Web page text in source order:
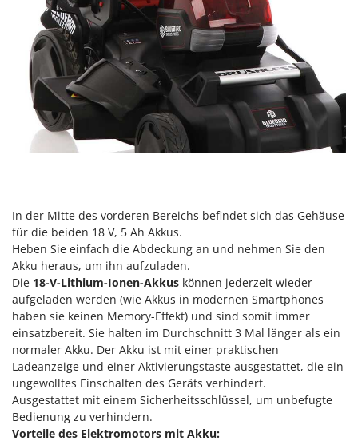
Rührtöpfe mit Elektrischem Rührwerk
Rupfmaschinen
Sämaschinen und Düngerstreuer
Scheibenpflüge
Schneefräsen
Schwader für Traktoren
Schweißgeräte
Seilwinden - Motorseilwinden
Sichelmähwerke für Traktoren
Sichelmulcher für Traktoren
Sortierer für Oliven
Sprühgeräte für Pflanzenbehandlung
Stäubegeräte für Traktor
Staubsauger - Elektrobesen
GreenBay
Greenworks
GRIFO
GVS
GYS
Hailo
HiKOKI
Honda
I
Idromatic
Il-Tec
Imperia
Infaco
Intec
Intex
In der Mitte des vorderen Bereichs befindet sich das Gehäuse
für die beiden 18 V, 5 Ah Akkus.
Heben Sie einfach die Abdeckung an und nehmen Sie den
Akku heraus, um ihn aufzuladen.
Die 18-V-Lithium-Ionen-Akkus können jederzeit wieder
aufgeladen werden (wie Akkus in modernen Smartphones
haben sie keinen Memory-Effekt) und sind somit immer
einsatzbereit. Sie halten im Durchschnitt 3 Mal länger als ein
normaler Akku. Der Akku ist mit einer praktischen
Ladeanzeige und einer Aktivierungstaste ausgestattet, die ein
ungewolltes Einschalten des Geräts verhindert.
Ausgestattet mit einem Sicherheitsschlüssel, um unbefugte
Bedienung zu verhindern.
Vorteile des Elektromotors mit Akku: